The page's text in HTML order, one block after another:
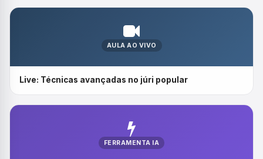
AULA AO VIVO
Live: Técnicas avançadas no júri popular
FERRAMENTA IA